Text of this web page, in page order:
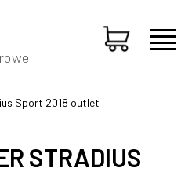
Sport 2018 outlet
STRADIUS